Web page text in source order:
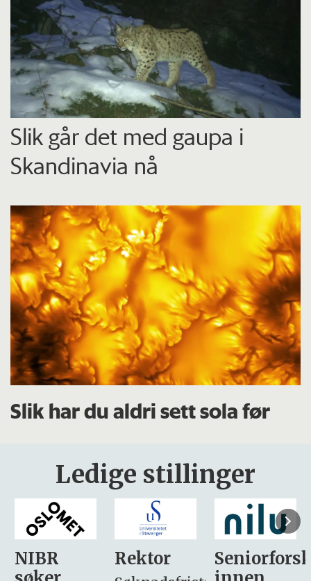
Slik går det med gaupa i
Skandinavia nå
Slik har du aldri sett sola før
Ledige stillinger
Rektor
Seniorforsker